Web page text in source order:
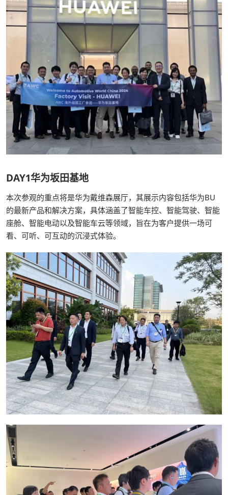
DAY1华为坂田基地
本次参观的重点将是华为戴维森展厅，其展示内容包括华为BU
的最新产品和解决方案，具体涵盖了智能车控、智能驾驶、智能
座舱、智能电动以及智能车云等领域，旨在为客户提供一场可
看、可听、可互动的沉浸式体验。